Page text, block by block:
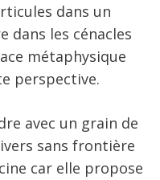
dans un
dans les cénacles
métaphysique
perspective.
avec un grain de
sans frontière
car elle propose